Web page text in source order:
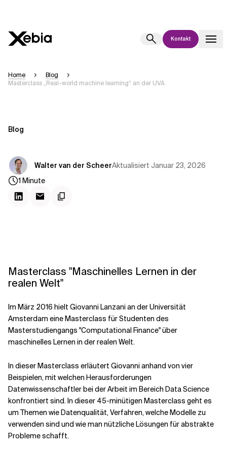
Kontakt
Bitte überprüfen Sie wichtige Informationen, bevor Sie
Antwort
Home
Blog
Masterclass „Real-world machine learning“ an der UVA
Blog
Walter van der ScheerAktualisiert Januar 23, 2026
1Minute
Masterclass "Maschinelles Lernen in der
realen Welt"
Im März 2016 hielt Giovanni Lanzani an der Universität
Amsterdam eine Masterclass für Studenten des
Masterstudiengangs "Computational Finance" über
maschinelles Lernen in der realen Welt.
In dieser Masterclass erläutert Giovanni anhand von vier
Beispielen, mit welchen Herausforderungen
Datenwissenschaftler bei der Arbeit im Bereich Data Science
konfrontiert sind. In dieser 45-minütigen Masterclass geht es
um Themen wie Datenqualität, Verfahren, welche Modelle zu
verwenden sind und wie man nützliche Lösungen für abstrakte
Probleme schafft.